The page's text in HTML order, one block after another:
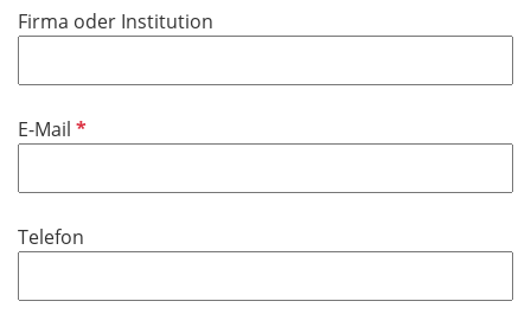
e
d
c
t
e
d
Firma oder Institution
E-Mail P
l
c
t
Telefon